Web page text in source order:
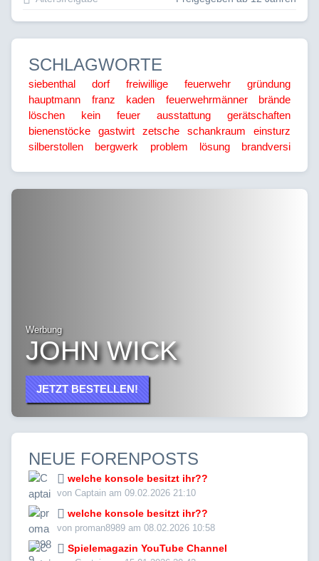
SCHLAGWORTE
siebenthal dorf freiwillige feuerwehr
gründung
hauptmann
franz kaden feuerwehrmänner
brände
löschen
kein feuer ausstattung
gerätschaften
bienenstöcke
gastwirt zetsche schankraum
einsturz
silberstollen
bergwerk problem lösung brandversi
Werbung
JOHN WICK
JETZT BESTELLEN!
NEUE FORENPOSTS
welche konsole besitzt ihr??
von Captain am 09.02.2026 21:10
welche konsole besitzt ihr??
von proman8989 am 08.02.2026 10:58
Spielemagazin YouTube Channel